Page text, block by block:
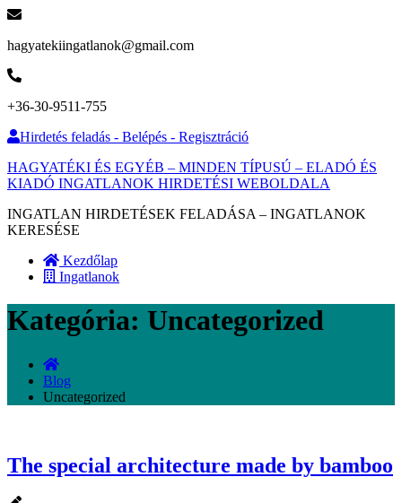
hagyatekiingatlanok@gmail.com
+36-30-9511-755
Hirdetés feladás - Belépés - Regisztráció
HAGYATÉKI ÉS EGYÉB – MINDEN TÍPUSÚ – ELADÓ ÉS
KIADÓ INGATLANOK HIRDETÉSI WEBOLDALA
INGATLAN HIRDETÉSEK FELADÁSA – INGATLANOK
KERESÉSE
Kezdőlap
Ingatlanok
Kategória: Uncategorized
Blog
Uncategorized
The special architecture made by bamboo